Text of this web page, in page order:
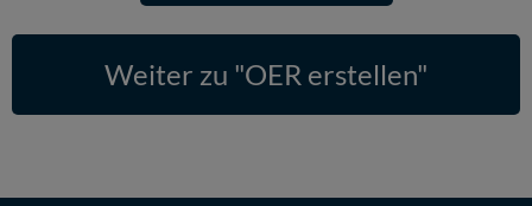
Weiter zu "OER erstellen"